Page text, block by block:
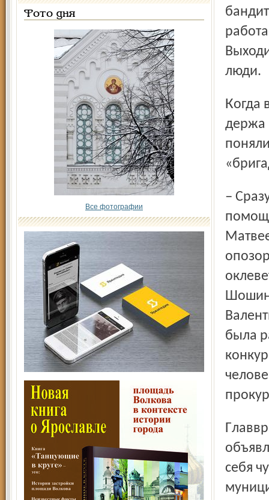
Фото дня
Все фотографии
люди.
Когда все пострадавшие от подобных агиток встретились,
держа
– Сразу несколько главврачей были жестоко опорочены с
была
Главврач больницы № 8 Юрий Тихонов, как было
себя